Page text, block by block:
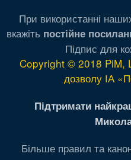
При використанні
вкажіть постійне
Підпис для
Copyright © 2018 PiM,
дозволу ІА
Підтримати
Більше правил та